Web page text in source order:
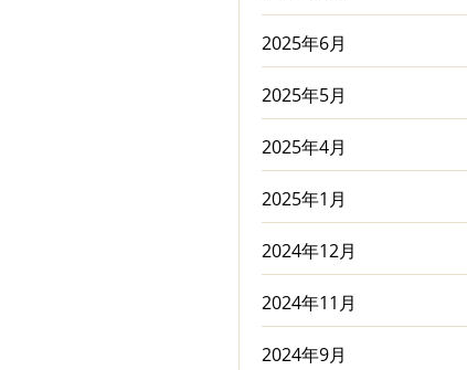
2025年6月
2025年5月
2025年4月
2025年1月
2024年12月
2024年11月
2024年9月